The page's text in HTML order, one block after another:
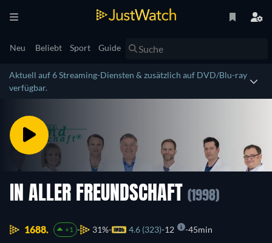
Neu Beliebt Sport Guide
Aktuell auf 6 Streaming-Diensten & zusätzlich auf DVD/Blu-ray
verfügbar.
IN ALLER FREUNDSCHAFT (1998)
1688. +1 31% 4.6 (323) 12 45min